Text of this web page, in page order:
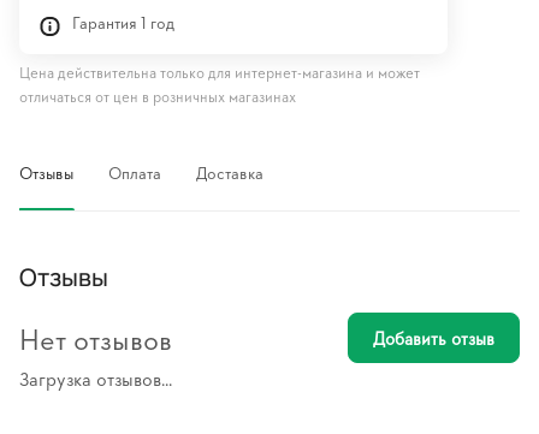
Гарантия 1 год
Цена действительна только для интернет-магазина и может
отличаться от цен в розничных магазинах
Отзывы Оплата Доставка
Отзывы
Загрузка отзывов...
Нет отзывов Добавить отзыв